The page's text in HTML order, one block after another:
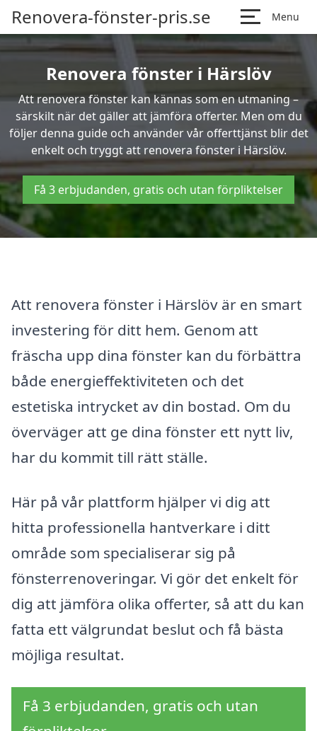
Renovera-fönster-pris.se Menu
Renovera fönster i Härslöv
Att renovera fönster kan kännas som en utmaning –
särskilt när det gäller att jämföra offerter. Men om du
följer denna guide och använder vår offerttjänst blir det
enkelt och tryggt att renovera fönster i Härslöv.
Få 3 erbjudanden, gratis och utan förpliktelser
Att renovera fönster i Härslöv är en smart
investering för ditt hem. Genom att
fräscha upp dina fönster kan du förbättra
både energieffektiviteten och det
estetiska intrycket av din bostad. Om du
överväger att ge dina fönster ett nytt liv,
har du kommit till rätt ställe.
Här på vår plattform hjälper vi dig att
hitta professionella hantverkare i ditt
område som specialiserar sig på
fönsterrenoveringar. Vi gör det enkelt för
dig att jämföra olika offerter, så att du kan
fatta ett välgrundat beslut och få bästa
möjliga resultat.
Få 3 erbjudanden, gratis och utan